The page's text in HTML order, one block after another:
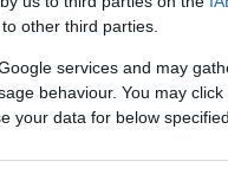
other third parties.
services and may
behaviour. You may
your data for below
σε